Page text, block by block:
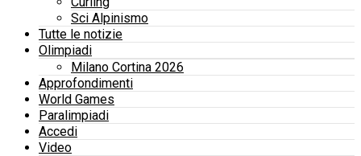
Sci Alpinismo
Tutte le notizie
Olimpiadi
Milano Cortina 2026
Approfondimenti
World Games
Paralimpiadi
Accedi
Video